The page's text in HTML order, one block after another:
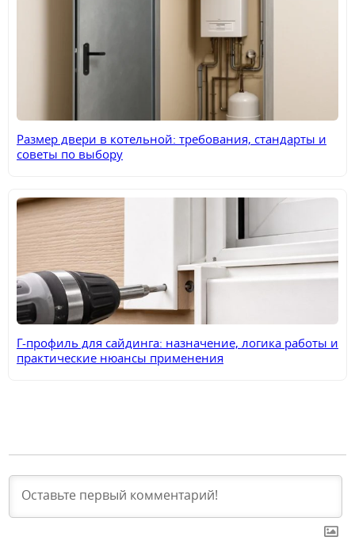
Размер двери в котельной: требования, стандарты и
советы по выбору
Г-профиль для сайдинга: назначение, логика работы и
практические нюансы применения